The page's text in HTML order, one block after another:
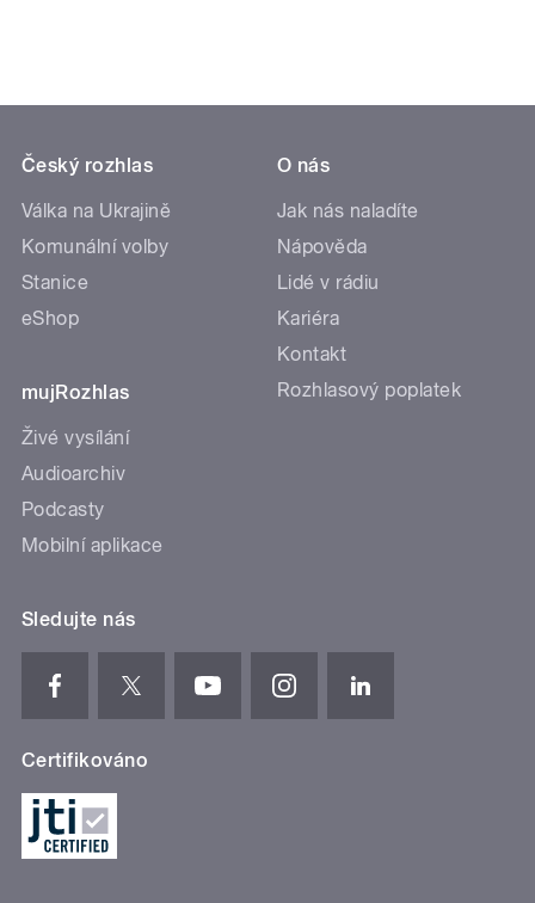
Český rozhlas
Válka na Ukrajině
Komunální volby
Stanice
eShop
mujRozhlas
Živé vysílání
Audioarchiv
Podcasty
Mobilní aplikace
O nás
Jak nás naladíte
Nápověda
Lidé v rádiu
Kariéra
Kontakt
Rozhlasový poplatek
Sledujte nás
Certifikováno